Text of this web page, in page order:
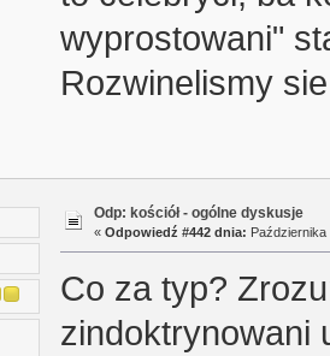
wyprostowani"
Rozwinelismy
Odp: kościół - ogólne dyskusje
« Odpowiedź #442 dnia: Października
Co za typ?
zindoktrynowani